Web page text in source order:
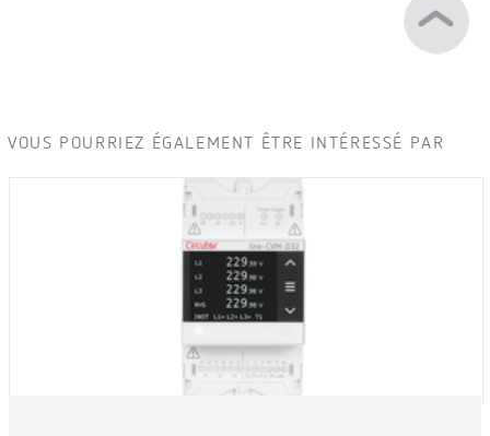
VOUS POURRIEZ ÉGALEMENT ÊTRE INTÉRESSÉ PAR